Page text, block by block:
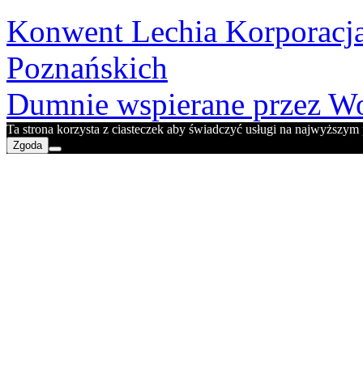
Konwent Lechia
Poznańskich
Dumnie wspierane przez
Ta strona korzysta z ciasteczek aby świadczyć usługi na
Zgoda